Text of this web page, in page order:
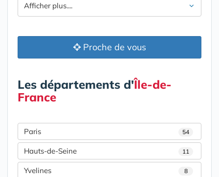
Afficher plus....
Proche de vous
Les départements d'Île-de-
France
Paris 54
Hauts-de-Seine 11
Yvelines 8